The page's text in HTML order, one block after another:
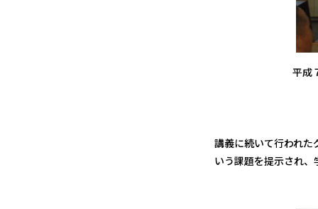
平成
講義に続いて行われた
いう課題を提示され